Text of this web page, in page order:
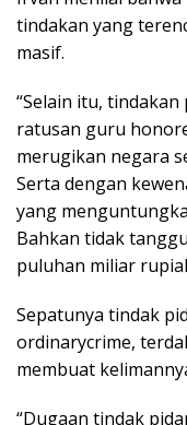
tindakan yang
masif.
“Selain itu,
ratusan guru
merugikan negara
Serta dengan
yang
Bahkan tidak
puluhan miliar
Sepatunya tindak
ordinarycrime,
membuat
“Dugaan tindak